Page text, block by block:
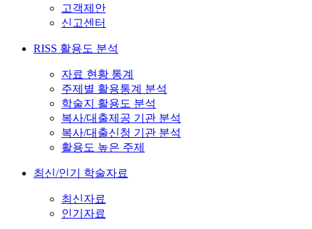
고객제안
신고센터
RISS 활용도 분석
자료 현황 통계
주제별 활용통계 분석
학술지 활용도 분석
복사/대출제공 기관 분석
복사/대출신청 기관 분석
활용도 높은 주제
최신/인기 학술자료
최신자료
인기자료